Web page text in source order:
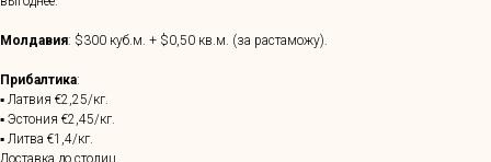
Молдавия: $300 куб.м. + $0,50 кв.м. (за растаможу).
Прибалтика:
▪ Латвия €2,25/кг.
▪ Эстония €2,45/кг.
▪ Литва €1,4/кг.
Доставка до столиц